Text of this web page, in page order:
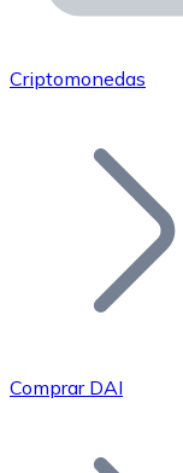
Únete a
Añade tu
Bitcoin
Criptomonedas
Comprar DAI